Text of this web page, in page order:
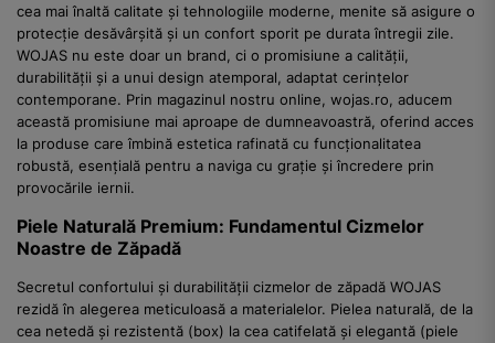
cea mai înaltă calitate și tehnologiile moderne, menite să asigure o
protecție desăvârșită și un confort sporit pe durata întregii zile.
WOJAS nu este doar un brand, ci o promisiune a calității,
durabilității și a unui design atemporal, adaptat cerințelor
contemporane. Prin magazinul nostru online, wojas.ro, aducem
această promisiune mai aproape de dumneavoastră, oferind acces
la produse care îmbină estetica rafinată cu funcționalitatea
robustă, esențială pentru a naviga cu grație și încredere prin
provocările iernii.
Piele Naturală Premium: Fundamentul Cizmelor
Noastre de Zăpadă
Secretul confortului și durabilității cizmelor de zăpadă WOJAS
rezidă în alegerea meticuloasă a materialelor. Pielea naturală, de la
cea netedă și rezistentă (box) la cea catifelată și elegantă (piele